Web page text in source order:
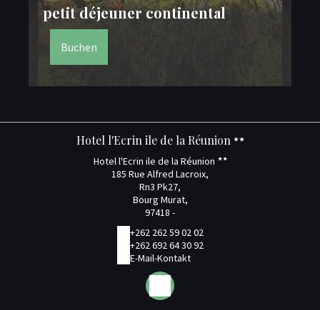
petit déjeuner continental
Buchen
Hotel l'Ecrin ile de la Réunion
Hotel l'Ecrin ile de la Réunion
185 Rue Alfred Lacroix,
Rn3 Pk27,
Bourg Murat,
97418 -
+262 262 59 02 02
+262 692 64 30 92
E-Mail-Kontakt